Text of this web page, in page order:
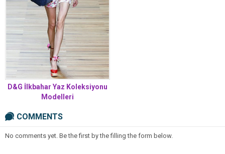
D&G İlkbahar Yaz Koleksiyonu
Modelleri
COMMENTS
No comments yet. Be the first by the filling the form below.